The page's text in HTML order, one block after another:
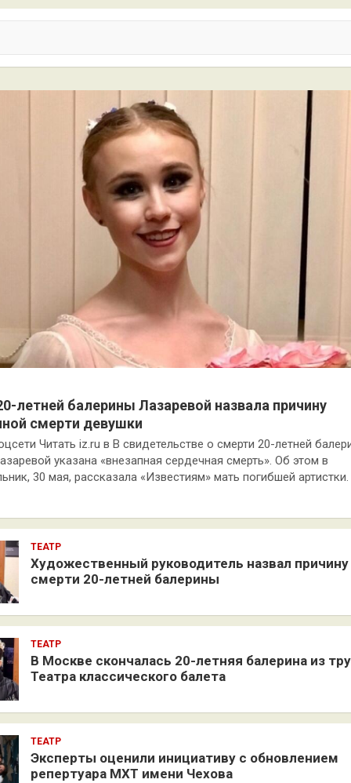
летней балерины Лазаревой назвала причину
смерти девушки
Читать iz.ru в В свидетельстве о смерти 20-летней
указана «внезапная сердечная смерть». Об этом в
30 мая, рассказала «Известиям» мать погибшей
ТЕАТР
Художественный руководитель назвал причину
смерти 20-летней балерины
ТЕАТР
В Москве скончалась 20-летняя балерина из
Театра классического балета
ТЕАТР
Эксперты оценили инициативу с обновлением
репертуара МХТ имени Чехова